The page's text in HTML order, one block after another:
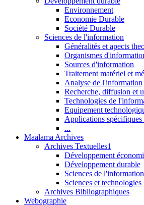
Environnement
Economie Durable
Société Durable
Sciences de l'information
Généralités et apects
Organismes
Sources d'information
Traitement matériel et
Analyse de l'information
Recherche, diffusion et
Technologies de
Equipement
Applications
...
Maalama Archives
Archives Textuelles1
Développement
Développement durable
Sciences de l'information
Sciences et technologies
Archives Bibliographiques
Webographie